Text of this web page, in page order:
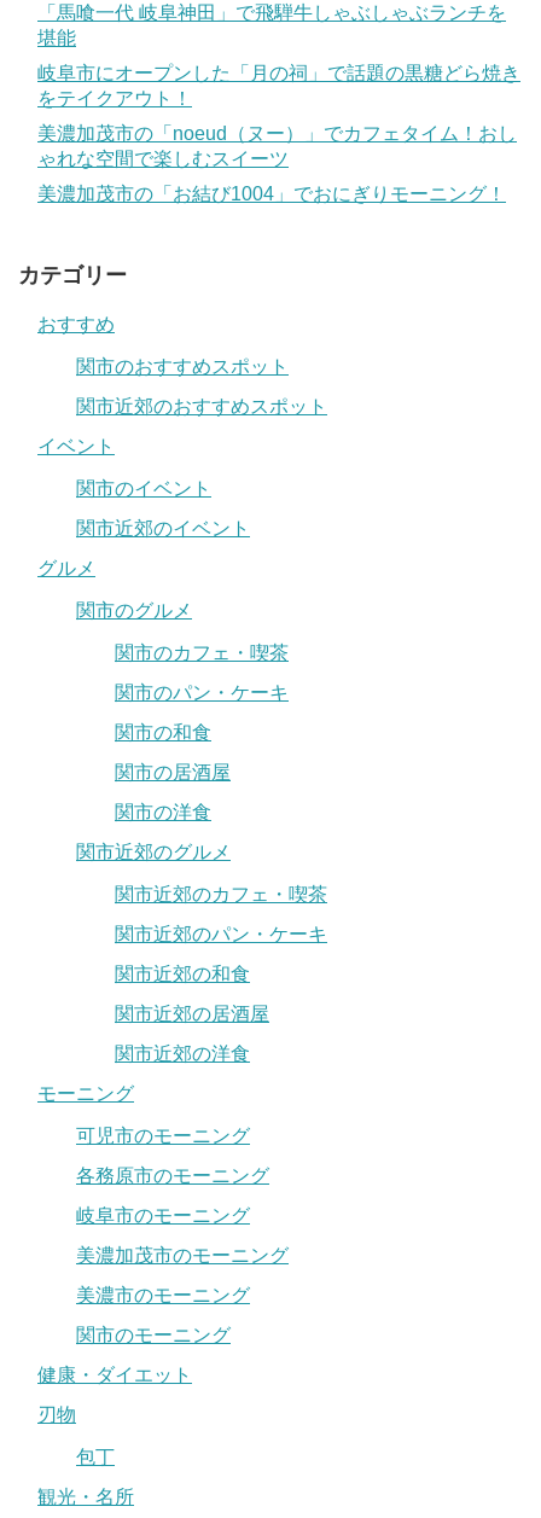
「馬喰一代 岐阜神田」で飛騨牛しゃぶしゃぶランチを
堪能
岐阜市にオープンした「月の祠」で話題の黒糖どら焼き
をテイクアウト！
美濃加茂市の「noeud（ヌー）」でカフェタイム！おし
ゃれな空間で楽しむスイーツ
美濃加茂市の「お結び1004」でおにぎりモーニング！
カテゴリー
おすすめ
関市のおすすめスポット
関市近郊のおすすめスポット
イベント
関市のイベント
関市近郊のイベント
グルメ
関市のグルメ
関市のカフェ・喫茶
関市のパン・ケーキ
関市の和食
関市の居酒屋
関市の洋食
関市近郊のグルメ
関市近郊のカフェ・喫茶
関市近郊のパン・ケーキ
関市近郊の和食
関市近郊の居酒屋
関市近郊の洋食
モーニング
可児市のモーニング
各務原市のモーニング
岐阜市のモーニング
美濃加茂市のモーニング
美濃市のモーニング
関市のモーニング
健康・ダイエット
刃物
包丁
観光・名所